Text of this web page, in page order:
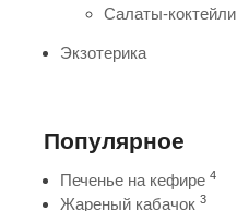
Салаты-коктейли
Экзотерика
Популярное
Печенье на кефире 4
Жареный кабачок 3